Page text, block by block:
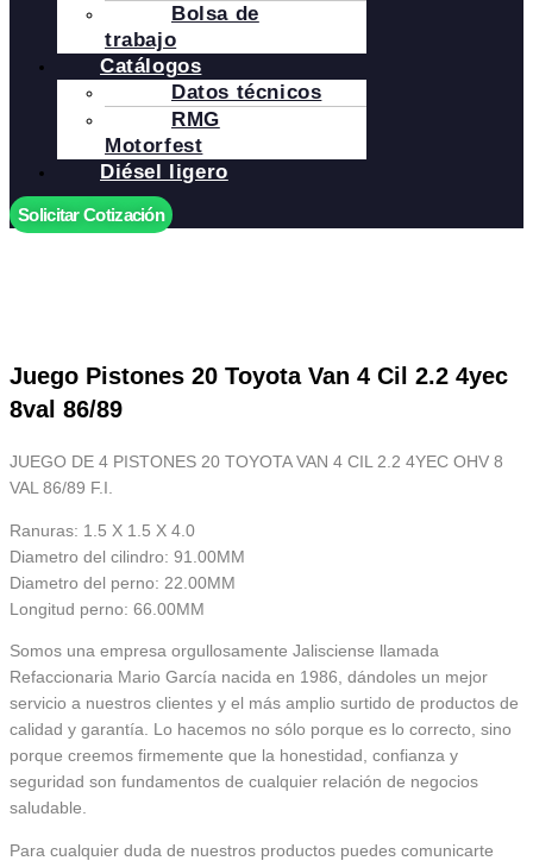
Bolsa de
trabajo
Catálogos
Datos técnicos
RMG
Motorfest
Diésel ligero
Solicitar Cotización
Juego Pistones 20 Toyota Van 4 Cil 2.2 4yec
8val 86/89
JUEGO DE 4 PISTONES 20 TOYOTA VAN 4 CIL 2.2 4YEC OHV 8
VAL 86/89 F.I.
Ranuras: 1.5 X 1.5 X 4.0
Diametro del cilindro: 91.00MM
Diametro del perno: 22.00MM
Longitud perno: 66.00MM
Somos una empresa orgullosamente Jalisciense llamada
Refaccionaria Mario García nacida en 1986, dándoles un mejor
servicio a nuestros clientes y el más amplio surtido de productos de
calidad y garantía. Lo hacemos no sólo porque es lo correcto, sino
porque creemos firmemente que la honestidad, confianza y
seguridad son fundamentos de cualquier relación de negocios
saludable.
Para cualquier duda de nuestros productos puedes comunicarte